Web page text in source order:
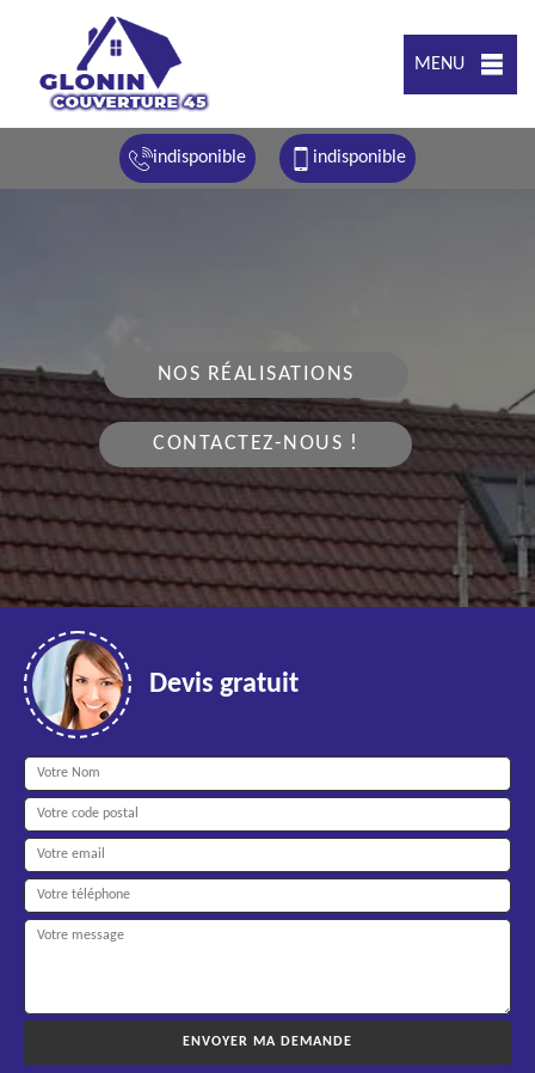
MENU
indisponible indisponible
NOS RÉALISATIONS
CONTACTEZ-NOUS !
Devis gratuit